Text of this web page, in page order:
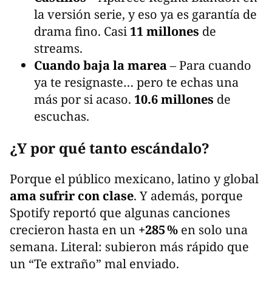
la versión serie, y eso ya es garantía de
drama fino. Casi11 millones de
streams.
Cuando baja la marea– Para cuando
ya te resignaste… pero te echas una
más por si acaso. 10.6 millones de
escuchas.
¿Y por qué tanto escándalo?
Porque el público mexicano, latino y global
ama sufrir con clase. Y además, porque
Spotify reportó que algunas canciones
crecieron hasta en un +285 % en solo una
semana. Literal: subieron más rápido que
un “Te extraño” mal enviado.